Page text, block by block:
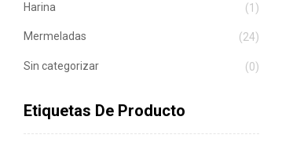
Harina (1)
Mermeladas (24)
Sin categorizar (0)
Etiquetas De Producto